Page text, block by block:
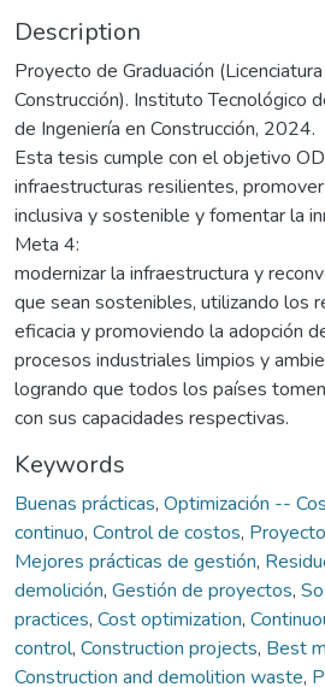
Description
Proyecto de Graduación
Construcción). Instituto Tecnológico
de Ingeniería en Construcción, 2024.
Esta tesis cumple con el objetivo
infraestructuras resilientes,
inclusiva y sostenible y fomentar la
Meta 4:
modernizar la infraestructura y
que sean sostenibles, utilizando los
eficacia y promoviendo la adopción
procesos industriales limpios y
logrando que todos los países
con sus capacidades respectivas.
Keywords
Buenas prácticas, Optimización --
continuo, Control de costos,
Mejores prácticas de gestión,
demolición, Gestión de proyectos,
practices, Cost optimization,
control, Construction projects, Best
Construction and demolition waste,